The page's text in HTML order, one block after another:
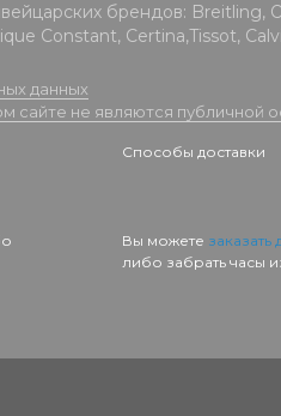
брендов: Breitling,
Constant, Certina,Tissot,
данных
сайте не являются публичной
Способы доставки
Вы можете заказать
либо забрать часы